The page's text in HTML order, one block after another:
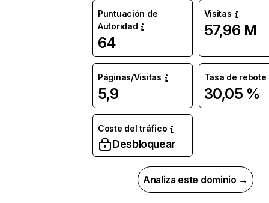
Puntuación de
Autoridad
64
Visitas
57,96 M
Páginas/Visitas
5,9
Tasa de rebote
30,05 %
Coste del tráfico
Desbloquear
Analiza este dominio →